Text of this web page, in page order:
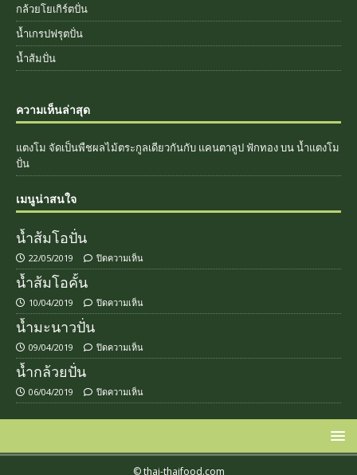
กล้วยโยเกิร์ตปั่น
น้ำเกรปฟรุตปั่น
น้ำส้มปั่น
ความเห็นล่าสุด
แตงโม จัดเป็นพืชผลไม้ตระกูลเดียวกันกับ แคนตาลูป ฟักทองบนน้ำแตงโม
ปั่น
เมนูน่าสนใจ
น้ำส้มโอปั่น
22/05/2019 ปิดความเห็น
น้ำส้มโอคั้น
10/04/2019 ปิดความเห็น
น้ำมะนาวปั่น
09/04/2019 ปิดความเห็น
น้ำกล้วยปั่น
06/04/2019 ปิดความเห็น
© thai-thaifood.com